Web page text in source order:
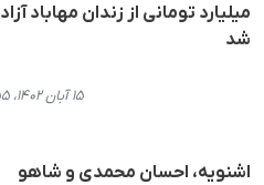
میلیارد تومانی از زندان مهاباد آزاد
شد
۱۵ آبان ۱۴۰۲، ۰۹:۵۵
اشنویه، احسان محمدی و شاهو